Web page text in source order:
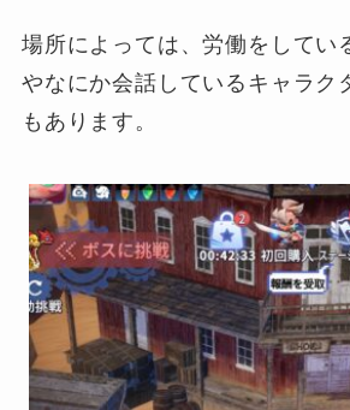
場所によっては、労働をしてい
やなにか会話しているキャラク
もあります。